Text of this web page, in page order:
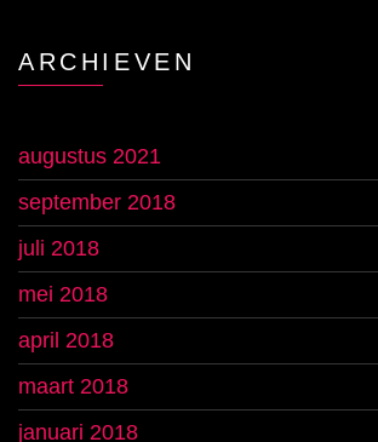
ARCHIEVEN
augustus 2021
september 2018
juli 2018
mei 2018
april 2018
maart 2018
januari 2018